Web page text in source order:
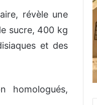
révèle une
sucre, 400 kg
et des
homologués,